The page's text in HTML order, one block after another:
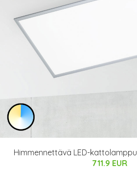
Himmennettävä LED-
711.9 EUR